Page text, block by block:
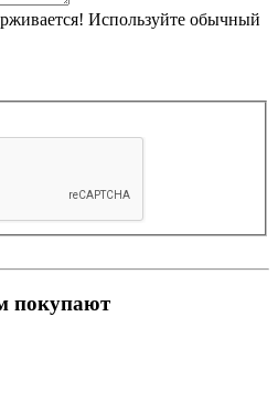
Используйте обычный
покупают